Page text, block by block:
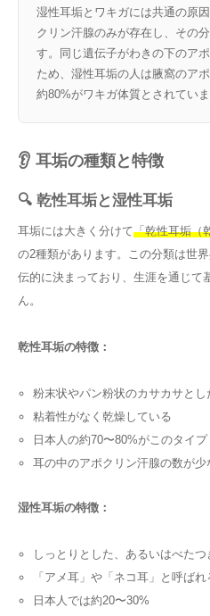
湿性耳垢とワキガには共通の原
クリン汗腺のみが存在し、その
す。同じ遺伝子がわきの下のア
ため、湿性耳垢の人は腋窩のア
約80%がワキガ体質とされていま
👂 耳垢の種類と特徴
🔍 乾性耳垢と湿性耳垢
耳垢には大きく分けて「乾性耳垢（
の2種類があります。この分類は世
伝的に決まっており、生涯を通じて
ん。
乾性耳垢の特徴：
粉末状やパン粉状のカサカサとし
粘着性がなく乾燥している
日本人の約70〜80%がこのタイプ
耳の中のアポクリン汗腺の数が
湿性耳垢の特徴：
しっとりとした、あるいはべた
「アメ耳」や「ネコ耳」と呼ば
日本人では約20〜30%